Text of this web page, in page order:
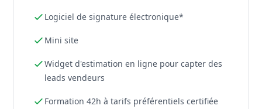
Logiciel de signature électronique*
Mini site
Widget d'estimation en ligne pour capter des
leads vendeurs
Formation 42h à tarifs préférentiels certifiée